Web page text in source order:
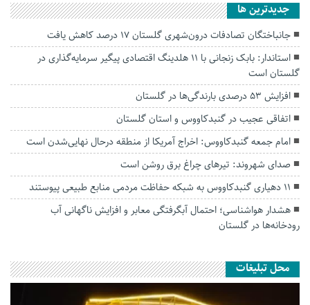
جديدترين ها
جانباختگان تصادفات درون‌شهری گلستان ۱۷ درصد کاهش یافت
استاندار: بابک زنجانی با ۱۱ هلدینگ اقتصادی پیگیر سرمایه‌گذاری در
گلستان است
افزایش ۵۳ درصدی بارندگی‌ها در گلستان
اتفاقی عجیب در‌ گنبدکاووس و استان گلستان
امام جمعه گنبدکاووس: اخراج آمریکا از منطقه درحال نهایی‌شدن است
صدای شهروند: تیرهای چراغ برق روشن است
۱۱ دهیاری گنبدکاووس به شبکه حفاظت مردمی منابع طبیعی پیوستند
هشدار هواشناسی؛ احتمال آبگرفتگی معابر و افزایش ناگهانی آب
رودخانه‌ها در گلستان
محل تبلیغات